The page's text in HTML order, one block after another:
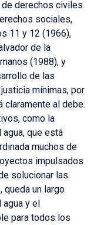
derechos civiles
sociales,
11 y 12 (1966),
de la
(1988), y
de las
mínimas, por
al debe.
como la
que está
muchos de
impulsados
solucionar las
queda un largo
agua y el
para todos los